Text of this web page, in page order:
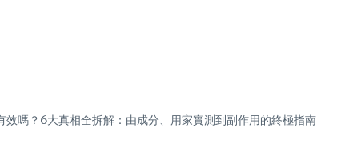
嗎？6大真相全拆解：由成分、用家實測到副作用的終極指南